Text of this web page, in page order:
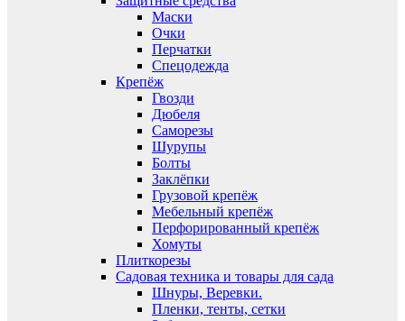
Маски
Очки
Перчатки
Спецодежда
Крепёж
Гвозди
Дюбеля
Саморезы
Шурупы
Болты
Заклёпки
Грузовой крепёж
Мебельный крепёж
Перфорированный крепёж
Хомуты
Плиткорезы
Садовая техника и товары для сада
Шнуры, Веревки.
Пленки, тенты, сетки